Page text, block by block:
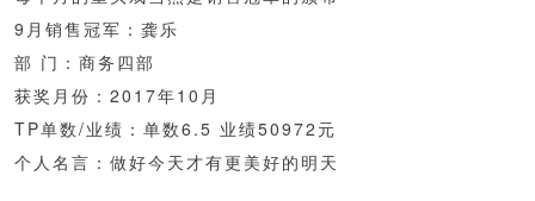
9月销售冠军：龚乐
部 门：商务四部
获奖月份：2017年10月
TP单数/业绩：单数6.5 业绩50972元
个人名言：做好今天才有更美好的明天